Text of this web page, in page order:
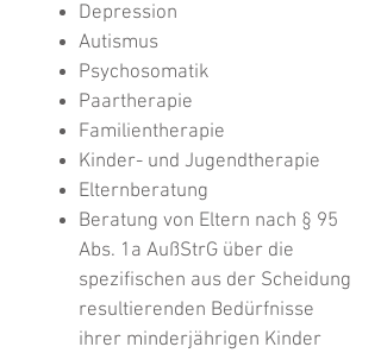
Depression
Autismus
Psychosomatik
Paartherapie
Familientherapie
Kinder- und Jugendtherapie
Elternberatung
Beratung von Eltern nach § 95
Abs. 1a AußStrG über die
spezifischen aus der Scheidung
resultierenden Bedürfnisse
ihrer minderjährigen Kinder